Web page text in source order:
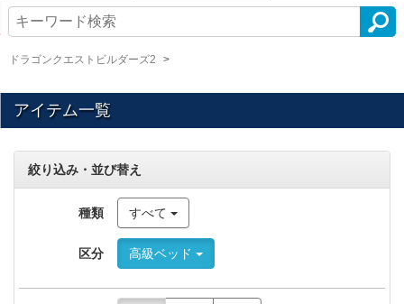
ドラゴンクエストビルダーズ2
アイテム一覧
絞り込み・並び替え
種類 すべて
区分 高級ベッド